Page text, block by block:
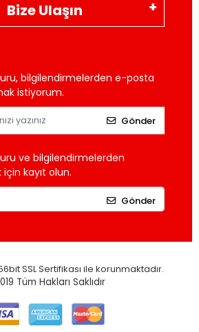
Bize Ulaşın
bilgilendirmelerden e-posta
istiyorum.
Gönder
ve bilgilendirmelerden
kayıt olun.
Gönder
SSL Sertifikası ile korunmaktadır.
Tüm Hakları Saklıdır